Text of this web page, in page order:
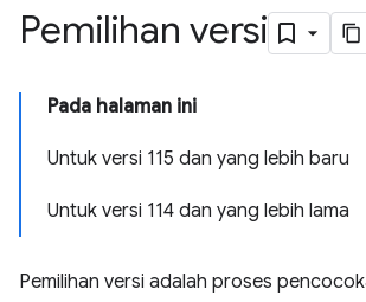
Pemilihan versi
Pada halaman ini
Untuk versi 115 dan yang lebih baru
Untuk versi 114 dan yang lebih lama
Pemilihan versi adalah proses